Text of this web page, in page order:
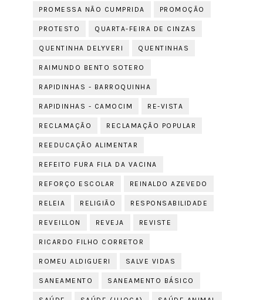
PROMESSA NÃO CUMPRIDA PROMOÇÃO
PROTESTO QUARTA-FEIRA DE CINZAS
QUENTINHA DELYVERI QUENTINHAS
RAIMUNDO BENTO SOTERO
RAPIDINHAS - BARROQUINHA
RAPIDINHAS - CAMOCIM RE-VISTA
RECLAMAÇÃO RECLAMAÇÃO POPULAR
REEDUCAÇÃO ALIMENTAR
REFEITO FURA FILA DA VACINA
REFORÇO ESCOLAR REINALDO AZEVEDO
RELEIA RELIGIÃO RESPONSABILIDADE
REVEILLON REVEJA REVISTE
RICARDO FILHO CORRETOR
ROMEU ALDIGUERI SALVE VIDAS
SANEAMENTO SANEAMENTO BÁSICO